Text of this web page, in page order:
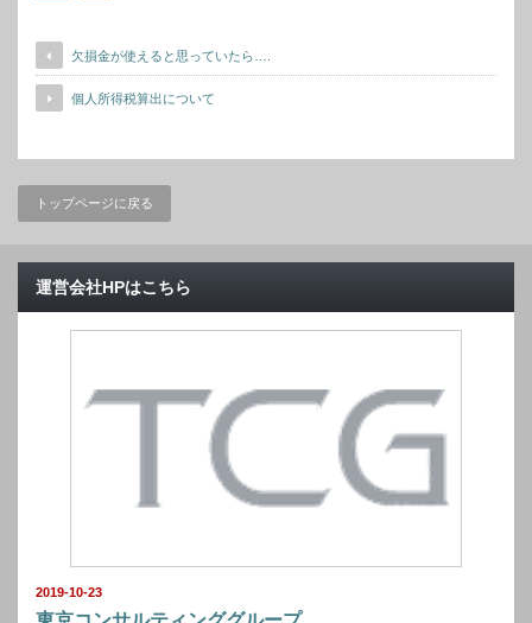
欠損金が使えると思っていたら….
個人所得税算出について
トップページに戻る
運営会社HPはこちら
2019-10-23